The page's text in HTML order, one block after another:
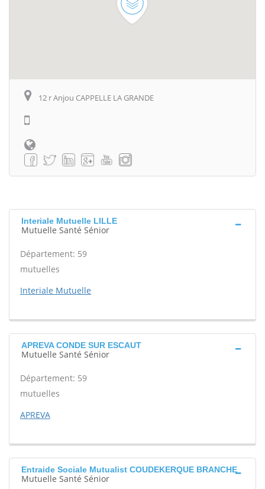
12 r Anjou CAPPELLE LA GRANDE
Interiale Mutuelle LILLE
Mutuelle Santé Sénior
Département: 59
mutuelles
Interiale Mutuelle
APREVA CONDE SUR ESCAUT
Mutuelle Santé Sénior
Département: 59
mutuelles
APREVA
Entraide Sociale Mutualist COUDEKERQUE BRANCHE
Mutuelle Santé Sénior